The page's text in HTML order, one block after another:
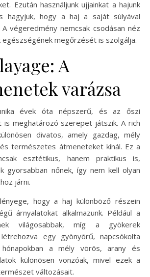
Ezután használjunk ujjainkat a hajunk
hagyjuk, hogy a haj a saját súlyával
végeredmény nemcsak csodásan néz
egészségének megőrzését is szolgálja.
A
varázsa
évek óta népszerű, és az őszi
is meghatározó szerepet játszik. A rich
divatos, amely gazdag, mély
természetes átmeneteket kínál. Ez a
esztétikus, hanem praktikus is,
gyorsabban nőnek, így nem kell olyan
járni.
hogy a haj különböző részein
árnyalatokat alkalmazunk. Például a
világosabbak, míg a gyökerek
egy gyönyörű, napcsókolta
a mély vörös, arany és
különösen vonzóak, mivel ezek a
változásait.